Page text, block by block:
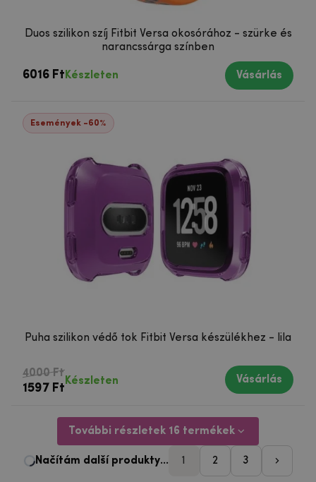
Duos szilikon szíj Fitbit Versa okosórához - szürke és
narancssárga színben
6016 Ft Készleten Vásárlás
Események -60%
Puha szilikon védő tok Fitbit Versa készülékhez - lila
4000 Ft
1597 Ft
Készleten Vásárlás
További részletek 16 termékek
1 2